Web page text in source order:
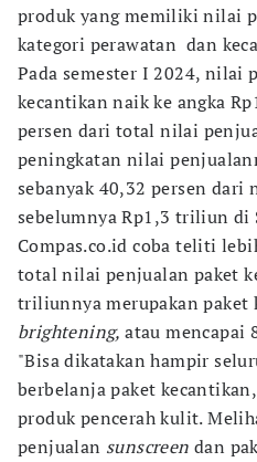
produk yang memiliki nilai
kategori perawatan dan
Pada semester I 2024, nilai
kecantikan naik ke angka
persen dari total nilai
peningkatan nilai
sebanyak 40,32 persen dari
sebelumnya Rp1,3 triliun di
Compas.co.id coba teliti
total nilai penjualan paket
triliunnya merupakan paket
brightening,atau mencapai
"Bisa dikatakan hampir
berbelanja paket
produk pencerah kulit.
penjualan sunscreendan